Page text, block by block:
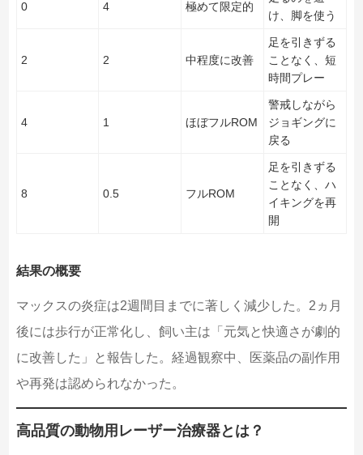
0 4 極めて限定的
け、脚を使う
2 2 中程度に改善
足を引きずる
ことなく、短
時間プレー
4 1 ほぼフルROM
警戒しながら
ジョギングに
戻る
8 0.5 フルROM
足を引きずる
ことなく、ハ
イキングを再
開
結果の概要
マックスの炎症は2週間目までに著しく減少した。2ヵ月
後には歩行が正常化し、飼い主は「元気と快適さが劇的
に改善した」と報告した。経過観察中、医薬品の副作用
や再発は認められなかった。
高品質の動物用レーザー治療器とは？